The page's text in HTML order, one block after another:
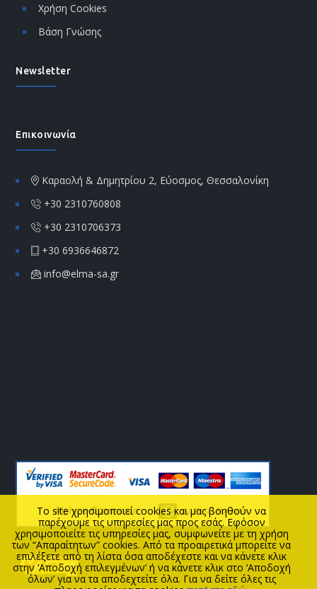
To site χρησιμοποιεί cookies και μας βοηθούν να
παρέχουμε τις υπηρεσίες μας προς εσάς. Εφόσον
χρησιμοποιείτε τις υπηρεσίες μας, συμφωνείτε με τη χρήση
των “Απαραίτητων” cookies. Από τα προαιρετικά μπορείτε να
επιλέξετε από τη λίστα όσα αποδέχεστε και να κάνετε κλικ
στην ‘Αποδοχή επιλεγμένων’ ή να κάνετε κλικ στο ‘Αποδοχή
όλων’ για να τα αποδεχτείτε όλα. Για να δείτε όλες τις
Χρήση Cookies
Βάση Γνώσης
Newsletter
Επικοινωνία
Καραολή & Δημητρίου 2, Εύοσμος, Θεσσαλονίκη
+30 2310760808
+30 2310706373
+30 6936646872
info@elma-sa.gr